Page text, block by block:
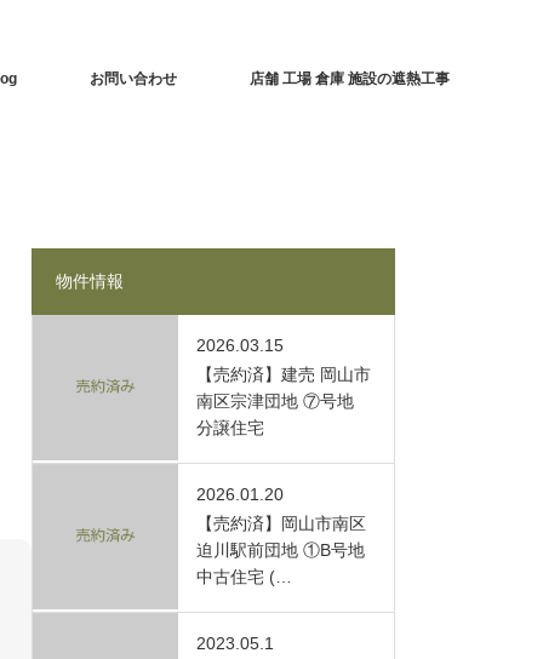
お問い合わせ 店舗 工場 倉庫 施設の遮熱工事
物件情報
2026.03.15
【売約済】建売 岡山市
南区宗津団地 ⑦号地
分譲住宅
2026.01.20
【売約済】岡山市南区
迫川駅前団地 ①B号地
中古住宅 (…
2023.05.1